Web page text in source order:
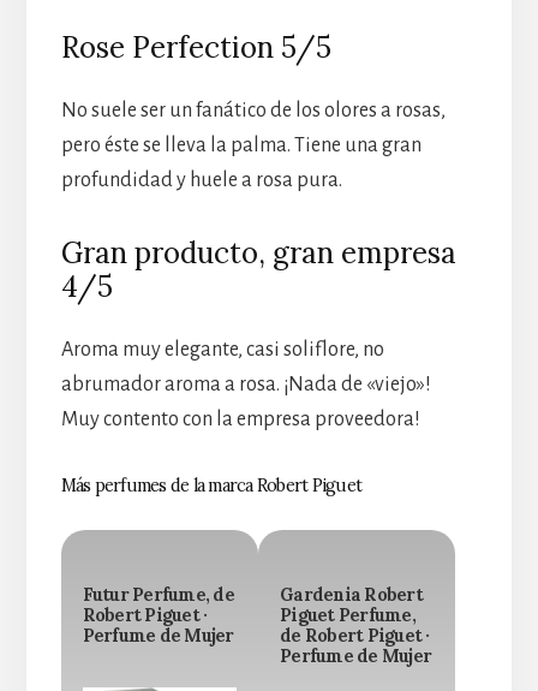
Rose Perfection 5/5
No suele ser un fanático de los olores a rosas,
pero éste se lleva la palma. Tiene una gran
profundidad y huele a rosa pura.
Gran producto, gran empresa
4/5
Aroma muy elegante, casi soliflore, no
abrumador aroma a rosa. ¡Nada de «viejo»!
Muy contento con la empresa proveedora!
Más perfumes de la marca Robert Piguet
Futur Perfume, de
Robert Piguet ·
Perfume de Mujer
Gardenia Robert
Piguet Perfume,
de Robert Piguet ·
Perfume de Mujer